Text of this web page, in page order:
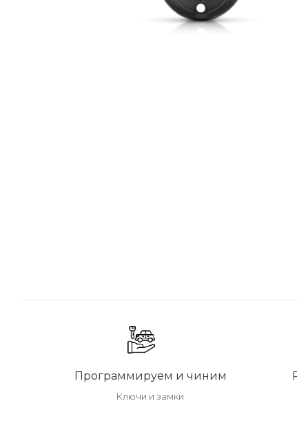
Программируем и чиним
Ключи и замки